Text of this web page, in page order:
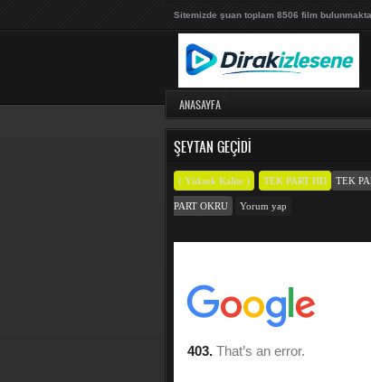
Sitemizde şuan toplam 8506 film
ANASAYFA
ŞEYTAN GEÇIDI
( Yüksek Kalite ) TEK PART HD TEK
PART OKRU Yorum yap